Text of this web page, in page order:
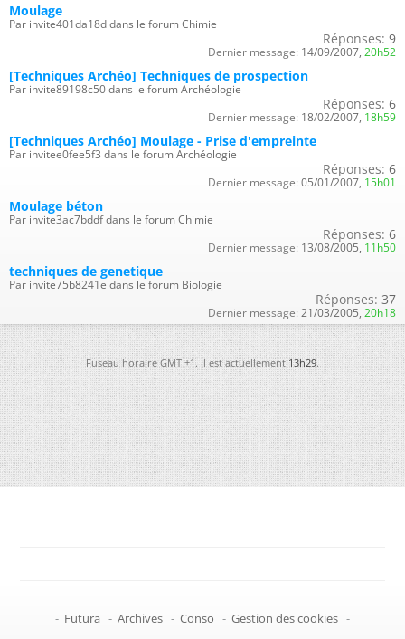
Moulage
Par invite401da18d dans le forum Chimie
Réponses: 9
Dernier message: 14/09/2007, 20h52
[Techniques Archéo] Techniques de prospection
Par invite89198c50 dans le forum Archéologie
Réponses: 6
Dernier message: 18/02/2007, 18h59
[Techniques Archéo] Moulage - Prise d'empreinte
Par invitee0fee5f3 dans le forum Archéologie
Réponses: 6
Dernier message: 05/01/2007, 15h01
Moulage béton
Par invite3ac7bddf dans le forum Chimie
Réponses: 6
Dernier message: 13/08/2005, 11h50
techniques de genetique
Par invite75b8241e dans le forum Biologie
Réponses: 37
Dernier message: 21/03/2005, 20h18
Fuseau horaire GMT +1. Il est actuellement13h29.
- Futura - Archives - Conso - Gestion des cookies -